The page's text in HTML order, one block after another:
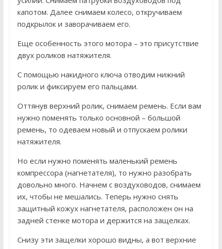
капотом. Далее снимаем колесо, откручиваем
подкрылок и заворачиваем его.
Еще особенность этого мотора – это присутствие
двух роликов натяжителя.
С помощью накидного ключа отводим нижний
ролик и фиксируем его пальцами.
Оттянув верхний ролик, снимаем ремень. Если вам
нужно поменять только основной – большой
ремень, то одеваем новый и отпускаем ролики
натяжителя.
Но если нужно поменять маленький ремень
компрессора (нагнетателя), то нужно разобрать
довольно много. Начнем с воздуховодов, снимаем
их, чтобы не мешались. Теперь нужно снять
защитный кожух нагнетателя, расположен он на
задней стенке мотора и держится на защелках.
Снизу эти защелки хорошо видны, а вот верхние